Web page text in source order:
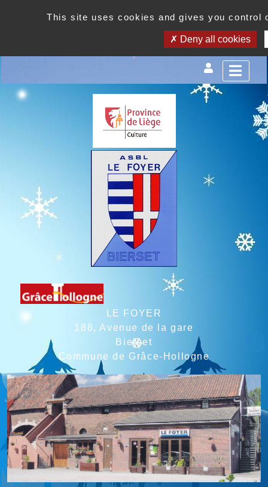
est un centre d'agrément social et culturel. Venez
LE FOYER
186, Avenue de la gare
Bierset
Commune de Grâce-Hollogne
This site uses cookies and gives you control
Deny all cookies